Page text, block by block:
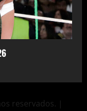
reservados. |